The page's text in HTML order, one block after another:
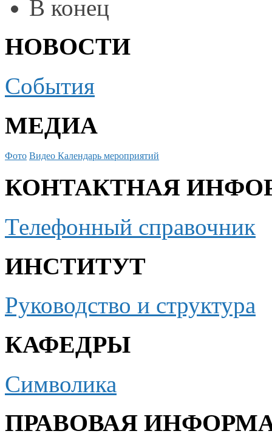
В конец
НОВОСТИ
События
МЕДИА
Фото Видео Календарь мероприятий
КОНТАКТНАЯ
Телефонный справочник
ИНСТИТУТ
Руководство и структура
КАФЕДРЫ
Символика
ПРАВОВАЯ